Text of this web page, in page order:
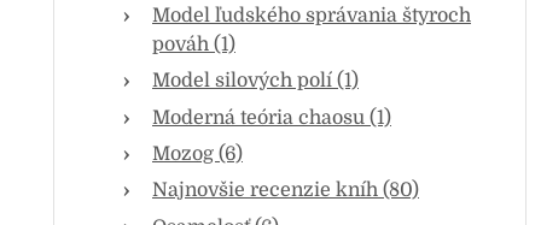
Model ľudského správania štyroch
pováh (1)
Model silových polí (1)
Moderná teória chaosu (1)
Mozog (6)
Najnovšie recenzie kníh (80)